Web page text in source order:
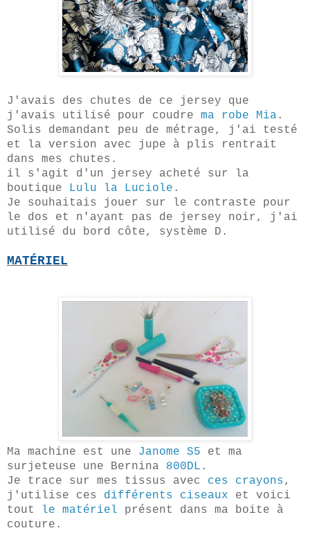
J'avais des chutes de ce jersey que
j'avais utilisé pour coudre ma robe Mia .
Solis demandant peu de métrage, j'ai testé
et la version avec jupe à plis rentrait
dans mes chutes.
il s'agit d'un jersey acheté sur la
boutique Lulu la Luciole .
Je souhaitais jouer sur le contraste pour
le dos et n'ayant pas de jersey noir, j'ai
utilisé du bord côte, système D.
MATÉRIEL
Ma machine est une Janome S5 et ma
surjeteuse une Bernina 800DL .
Je trace sur mes tissus avec ces crayons,
j'utilise ces différents ciseaux et voici
tout
le matériel présent dans ma boite à
couture.